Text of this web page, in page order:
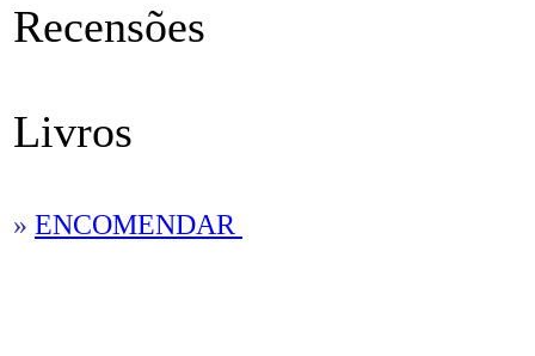
Recensões
Livros
» ENCOMENDAR